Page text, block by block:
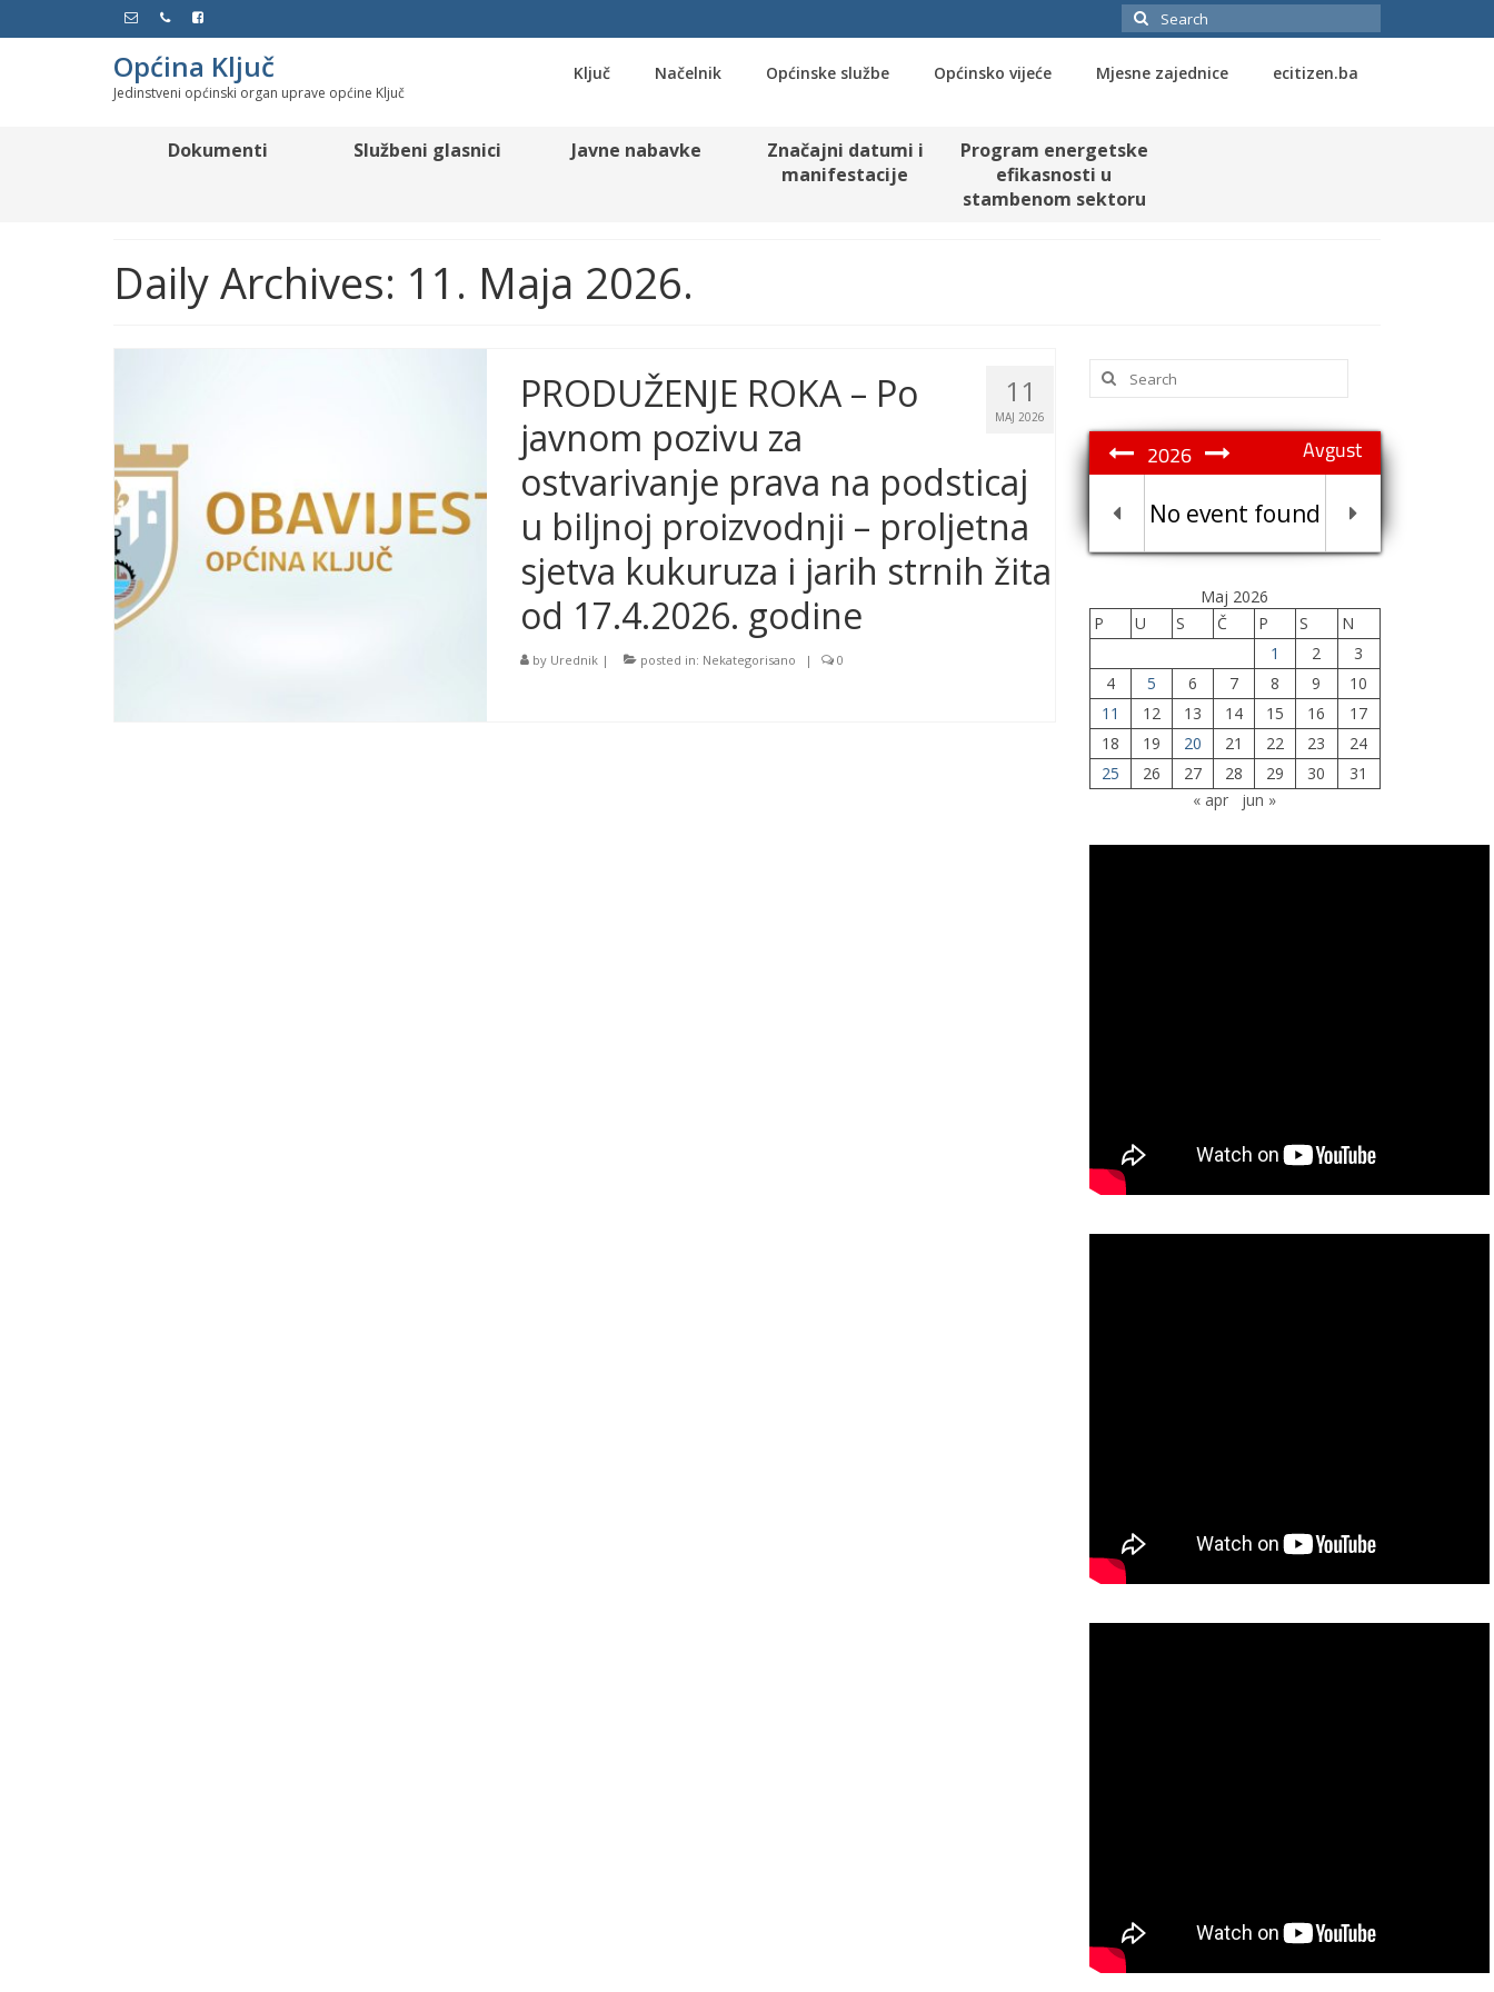
Search
for:
Općina Ključ
Jedinstveni općinski organ uprave općine Ključ
Ključ Načelnik Općinske službe Općinsko vijeće Mjesne zajednice ecitizen.ba
Dokumenti Službeni glasnici Javne nabavke
Značajni datumi i
manifestacije
Program energetske
efikasnosti u
stambenom sektoru
Daily Archives: 11. Maja 2026.
11
MAJ 2026
PRODUŽENJE ROKA – Po
javnom pozivu za
ostvarivanje prava na podsticaj
u biljnoj proizvodnji – proljetna
sjetva kukuruza i jarih strnih žita
od 17.4.2026. godine
by Urednik| posted in: Nekategorisano | 0
Search
for:
Avgust
2026
No event found
Maj 2026
P
U S Č P S
N
1
2
3
4
5 6 7 8 9
10
11
12 13 14 15 16
17
18
19 20 21 22 23
24
25
26 27 28 29 30
31
« apr
jun »